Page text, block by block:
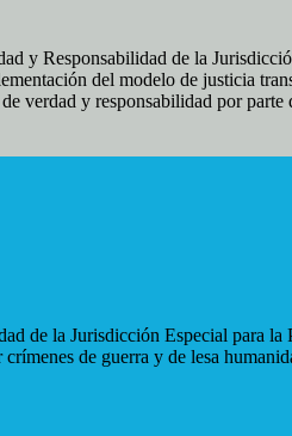
y Responsabilidad de la
del modelo de justicia
verdad y responsabilidad por parte
de la Jurisdicción Especial para
de guerra y de lesa